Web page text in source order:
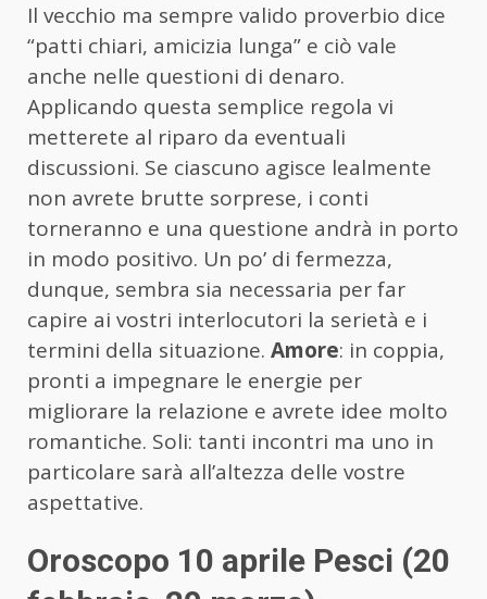
Il vecchio ma sempre valido proverbio dice
“patti chiari, amicizia lunga” e ciò vale
anche nelle questioni di denaro.
Applicando questa semplice regola vi
metterete al riparo da eventuali
discussioni. Se ciascuno agisce lealmente
non avrete brutte sorprese, i conti
torneranno e una questione andrà in porto
in modo positivo. Un po’ di fermezza,
dunque, sembra sia necessaria per far
capire ai vostri interlocutori la serietà e i
termini della situazione. Amore: in coppia,
pronti a impegnare le energie per
migliorare la relazione e avrete idee molto
romantiche. Soli: tanti incontri ma uno in
particolare sarà all’altezza delle vostre
aspettative.
Oroscopo 10 aprile Pesci (20